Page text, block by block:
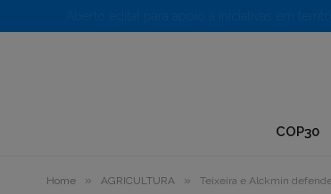
COP30
Home » AGRICULTURA » Teixeira e Alckmin